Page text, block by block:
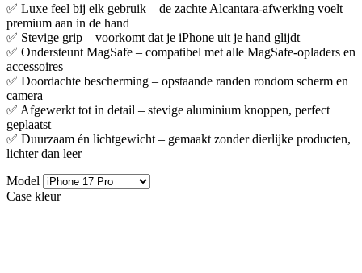
✅ Luxe feel bij elk gebruik – de zachte Alcantara-afwerking voelt
premium aan in de hand
✅ Stevige grip – voorkomt dat je iPhone uit je hand glijdt
✅ Ondersteunt MagSafe – compatibel met alle MagSafe-opladers en
accessoires
✅ Doordachte bescherming – opstaande randen rondom scherm en
camera
✅ Afgewerkt tot in detail – stevige aluminium knoppen, perfect
geplaatst
✅ Duurzaam én lichtgewicht – gemaakt zonder dierlijke producten,
lichter dan leer
Model
Case kleur